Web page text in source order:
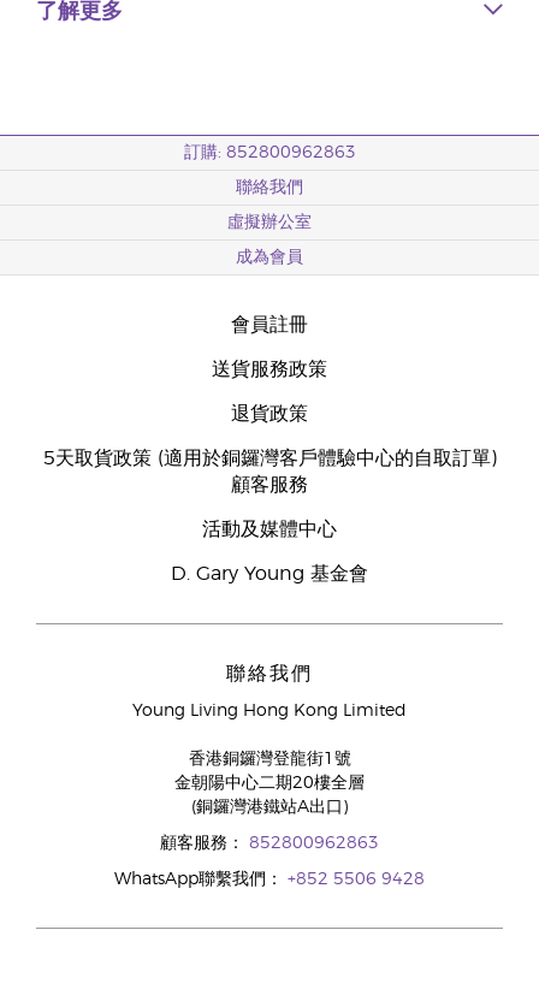
了解更多
訂購: 852800962863
聯絡我們
虛擬辦公室
成為會員
會員註冊
送貨服務政策
退貨政策
5天取貨政策 (適用於銅鑼灣客戶體驗中心的自取訂單)
顧客服務
活動及媒體中心
D. Gary Young 基金會
聯絡我們
Young Living Hong Kong Limited
香港銅鑼灣登龍街1號
金朝陽中心二期20樓全層
(銅鑼灣港鐵站A出口)
顧客服務： 852800962863
WhatsApp聯繫我們： +852 5506 9428